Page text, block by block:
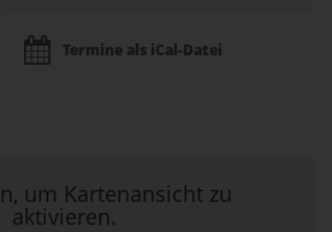
Termine als iCal-Datei
um Kartenansicht zu
aktivieren.